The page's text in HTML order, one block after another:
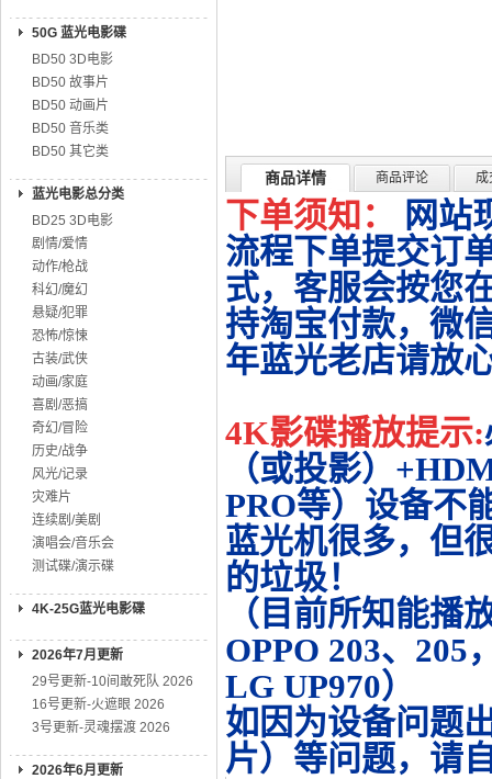
50G 蓝光电影碟
BD50 3D电影
BD50 故事片
BD50 动画片
BD50 音乐类
BD50 其它类
蓝光电影总分类
BD25 3D电影
剧情/爱情
动作/枪战
科幻/魔幻
悬疑/犯罪
恐怖/惊悚
古装/武侠
动画/家庭
喜剧/恶搞
奇幻/冒险
历史/战争
风光/记录
灾难片
连续剧/美剧
演唱会/音乐会
测试碟/演示碟
4K-25G蓝光电影碟
2026年7月更新
29号更新-10间敢死队 2026
16号更新-火遮眼 2026
3号更新-灵魂摆渡 2026
2026年6月更新
商品详情 商品评论 成
下单须知：
网站
流程下单提交订
式，客服会按您
持淘宝付款，微
年蓝光老店请放
4K影碟播放提示:
（或投影）
PRO等）设备不
蓝光机很多，但
的垃圾！
（目前所知能播
OPPO 203、205
LG UP970）
如因为设备问题
片）等问题，请